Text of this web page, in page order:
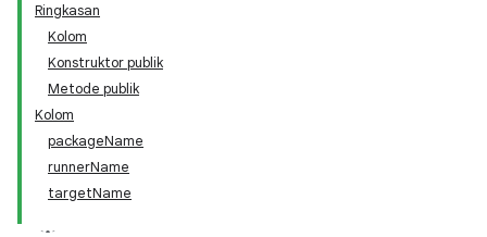
Ringkasan
Kolom
Konstruktor publik
Metode publik
Kolom
packageName
runnerName
targetName